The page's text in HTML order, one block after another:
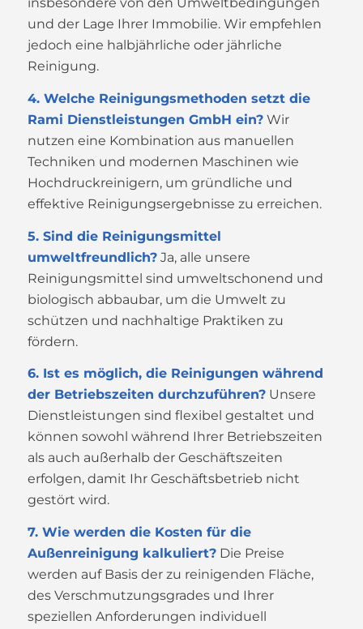
insbesondere von den Umweltbedingungen
und der Lage Ihrer Immobilie. Wir empfehlen
jedoch eine halbjährliche oder jährliche
Reinigung.
4. Welche Reinigungsmethoden setzt die
Rami Dienstleistungen GmbH ein?Wir
nutzen eine Kombination aus manuellen
Techniken und modernen Maschinen wie
Hochdruckreinigern, um gründliche und
effektive Reinigungsergebnisse zu erreichen.
5. Sind die Reinigungsmittel
umweltfreundlich?Ja, alle unsere
Reinigungsmittel sind umweltschonend und
biologisch abbaubar, um die Umwelt zu
schützen und nachhaltige Praktiken zu
fördern.
6. Ist es möglich, die Reinigungen während
der Betriebszeiten durchzuführen?Unsere
Dienstleistungen sind flexibel gestaltet und
können sowohl während Ihrer Betriebszeiten
als auch außerhalb der Geschäftszeiten
erfolgen, damit Ihr Geschäftsbetrieb nicht
gestört wird.
7. Wie werden die Kosten für die
Außenreinigung kalkuliert?Die Preise
werden auf Basis der zu reinigenden Fläche,
des Verschmutzungsgrades und Ihrer
speziellen Anforderungen individuell